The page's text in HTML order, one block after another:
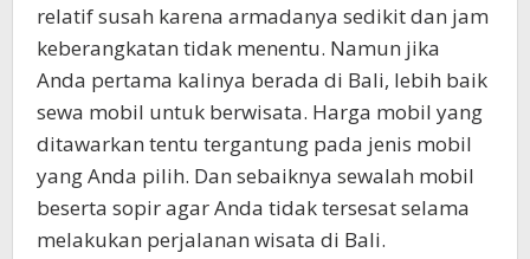
relatif susah karena armadanya sedikit dan jam
keberangkatan tidak menentu. Namun jika
Anda pertama kalinya berada di Bali, lebih baik
sewa mobil untuk berwisata. Harga mobil yang
ditawarkan tentu tergantung pada jenis mobil
yang Anda pilih. Dan sebaiknya sewalah mobil
beserta sopir agar Anda tidak tersesat selama
melakukan perjalanan wisata di Bali.